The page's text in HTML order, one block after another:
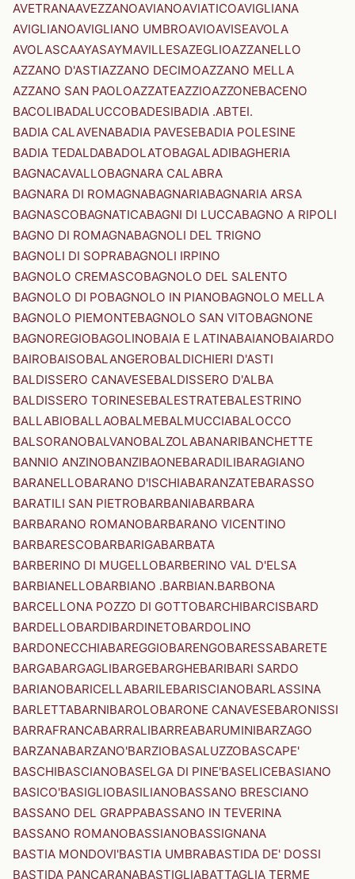
AVETRANAAVEZZANOAVIANOAVIATICOAVIGLIANA
AVIGLIANOAVIGLIANO UMBROAVIOAVISEAVOLA
AVOLASCAAYASAYMAVILLESAZEGLIOAZZANELLO
AZZANO D'ASTIAZZANO DECIMOAZZANO MELLA
AZZANO SAN PAOLOAZZATEAZZIOAZZONEBACENO
BACOLIBADALUCCOBADESIBADIA .ABTEI.
BADIA CALAVENABADIA PAVESEBADIA POLESINE
BADIA TEDALDABADOLATOBAGALADIBAGHERIA
BAGNACAVALLOBAGNARA CALABRA
BAGNARA DI ROMAGNABAGNARIABAGNARIA ARSA
BAGNASCOBAGNATICABAGNI DI LUCCABAGNO A RIPOLI
BAGNO DI ROMAGNABAGNOLI DEL TRIGNO
BAGNOLI DI SOPRABAGNOLI IRPINO
BAGNOLO CREMASCOBAGNOLO DEL SALENTO
BAGNOLO DI POBAGNOLO IN PIANOBAGNOLO MELLA
BAGNOLO PIEMONTEBAGNOLO SAN VITOBAGNONE
BAGNOREGIOBAGOLINOBAIA E LATINABAIANOBAIARDO
BAIROBAISOBALANGEROBALDICHIERI D'ASTI
BALDISSERO CANAVESEBALDISSERO D'ALBA
BALDISSERO TORINESEBALESTRATEBALESTRINO
BALLABIOBALLAOBALMEBALMUCCIABALOCCO
BALSORANOBALVANOBALZOLABANARIBANCHETTE
BANNIO ANZINOBANZIBAONEBARADILIBARAGIANO
BARANELLOBARANO D'ISCHIABARANZATEBARASSO
BARATILI SAN PIETROBARBANIABARBARA
BARBARANO ROMANOBARBARANO VICENTINO
BARBARESCOBARBARIGABARBATA
BARBERINO DI MUGELLOBARBERINO VAL D'ELSA
BARBIANELLOBARBIANO .BARBIAN.BARBONA
BARCELLONA POZZO DI GOTTOBARCHIBARCISBARD
BARDELLOBARDIBARDINETOBARDOLINO
BARDONECCHIABAREGGIOBARENGOBARESSABARETE
BARGABARGAGLIBARGEBARGHEBARIBARI SARDO
BARIANOBARICELLABARILEBARISCIANOBARLASSINA
BARLETTABARNIBAROLOBARONE CANAVESEBARONISSI
BARRAFRANCABARRALIBARREABARUMINIBARZAGO
BARZANABARZANO'BARZIOBASALUZZOBASCAPE'
BASCHIBASCIANOBASELGA DI PINE'BASELICEBASIANO
BASICO'BASIGLIOBASILIANOBASSANO BRESCIANO
BASSANO DEL GRAPPABASSANO IN TEVERINA
BASSANO ROMANOBASSIANOBASSIGNANA
BASTIA MONDOVI'BASTIA UMBRABASTIDA DE' DOSSI
BASTIDA PANCARANABASTIGLIABATTAGLIA TERME